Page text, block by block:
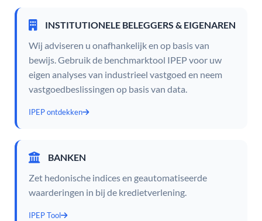
INSTITUTIONELE BELEGGERS & EIGENAREN
Wij adviseren u onafhankelijk en op basis van
bewijs. Gebruik de benchmarktool IPEP voor uw
eigen analyses van industrieel vastgoed en neem
vastgoedbeslissingen op basis van data.
IPEP ontdekken
BANKEN
Zet hedonische indices en geautomatiseerde
waarderingen in bij de kredietverlening.
IPEP Tool